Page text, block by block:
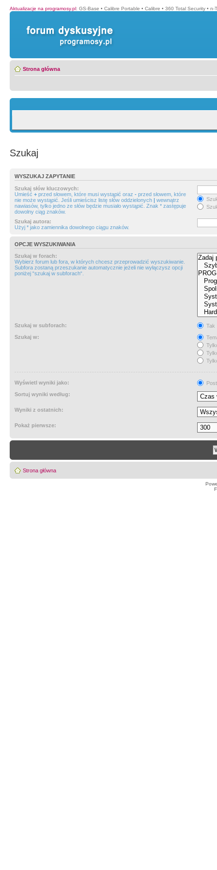
Aktualizacje na programosy.pl: GS-Base • Calibre Portable • Calibre • 360 Total Security • n-
Strona główna
Szukaj
WYSZUKAJ ZAPYTANIE
Szukaj słów kluczowych:
Umieść + przed słowem, które musi wystąpić oraz - przed słowem, które
nie może wystąpić. Jeśli umieścisz listę słów oddzielonych | wewnątrz
nawiasów, tylko jedno ze słów będzie musiało wystąpić. Znak * zastępuje
dowolny ciąg znaków.
Szukaj autora:
Użyj * jako zamiennika dowolnego ciągu znaków.
OPCJE WYSZUKIWANIA
Szukaj w forach:
Wybierz forum lub fora, w których chcesz przeprowadzić wyszukiwanie.
Subfora zostaną przeszukanie automatycznie jeżeli nie wyłączysz opcji
poniżej “szukaj w subforach“.
Szukaj w subforach:
Tak
Szukaj w:
Wyświetl wyniki jako:
Sortuj wyniki według:
Wyniki z ostatnich:
Pokaż pierwsze:
Strona główna